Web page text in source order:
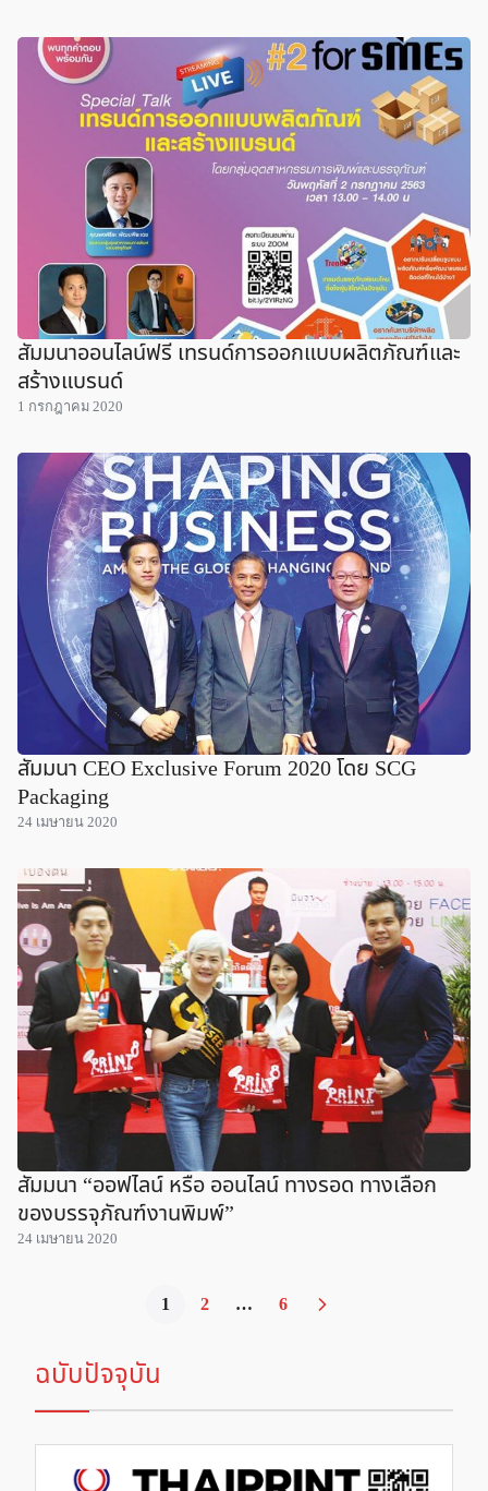
สัมมนาออนไลน์ฟรี เทรนด์การออกแบบผลิตภัณฑ์และ
สร้างแบรนด์
1 กรกฎาคม 2020
สัมมนา CEO Exclusive Forum 2020 โดย SCG
Packaging
24 เมษายน 2020
สัมมนา “ออฟไลน์ หรือ ออนไลน์ ทางรอด ทางเลือก
ของบรรจุภัณฑ์งานพิมพ์”
24 เมษายน 2020
1 2 … 6
ฉบับปัจจุบัน